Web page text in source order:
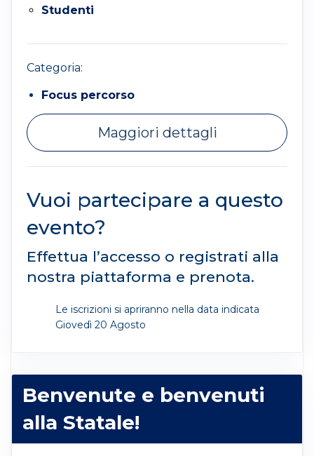
Studenti
Categoria:
Focus percorso
Maggiori dettagli
Vuoi partecipare a questo
evento?
Effettua l’accesso o registrati alla
nostra piattaforma e prenota.
Le iscrizioni si apriranno nella data indicata
Giovedì 20 Agosto
Benvenute e benvenuti
alla Statale!